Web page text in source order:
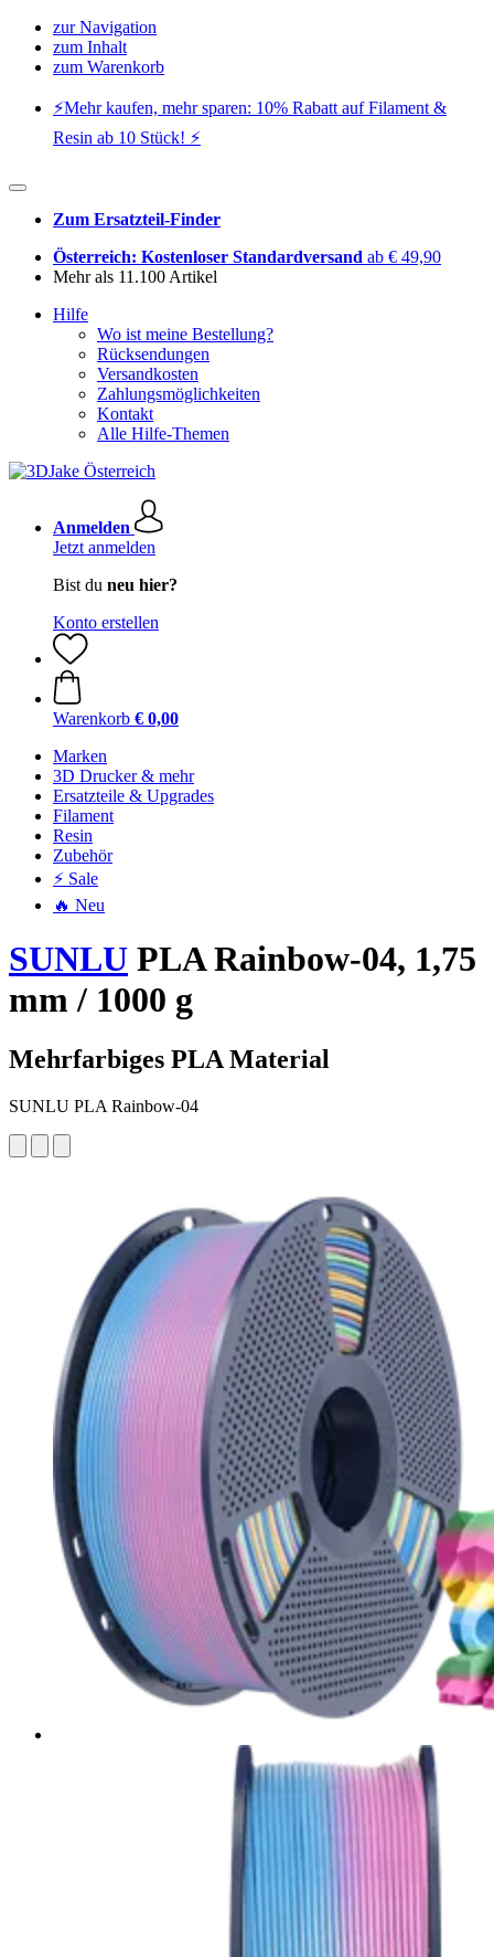
zur Navigation
zum Inhalt
zum Warenkorb
⚡️Mehr kaufen, mehr sparen: 10% Rabatt auf Filament &
Resin ab 10 Stück! ⚡️
Zum Ersatzteil-Finder
Österreich: Kostenloser Standardversand ab € 49,90
Mehr als 11.100 Artikel
Hilfe
Wo ist meine Bestellung?
Rücksendungen
Versandkosten
Zahlungsmöglichkeiten
Kontakt
Alle Hilfe-Themen
Anmelden
Jetzt anmelden
Bist du neu hier?
Konto erstellen
Warenkorb € 0,00
Marken
3D Drucker & mehr
Ersatzteile & Upgrades
Filament
Resin
Zubehör
⚡ Sale
🔥 Neu
SUNLU PLA Rainbow-04, 1,75
mm / 1000 g
Mehrfarbiges PLA Material
SUNLU PLA Rainbow-04